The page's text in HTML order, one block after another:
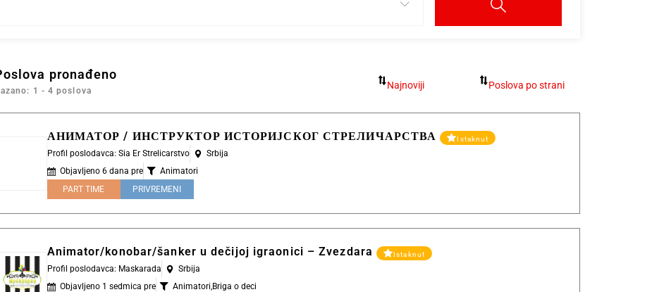
pronađeno
1 - 4 poslova
АНИМАТОР / ИНСТРУКТОР ИСТОРИЈСКОГ СТРЕЛИЧАРСТВА Istaknut
Profil poslodavca: Sia Er Strelicarstvo
Srbija
Objavljeno 6 dana pre
Animatori
PART TIME
PRIVREMENI
Animator/konobar/šanker u dečijoj igraonici – Zvezdara Istaknut
Profil poslodavca: Maskarada
Srbija
Objavljeno 1 sedmica pre
Animatori,Briga o deci